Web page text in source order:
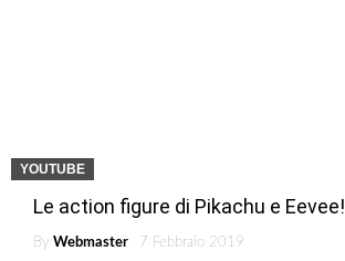
YOUTUBE
Le action figure di Pikachu e Eevee!
By Webmaster
7 Febbraio 2019